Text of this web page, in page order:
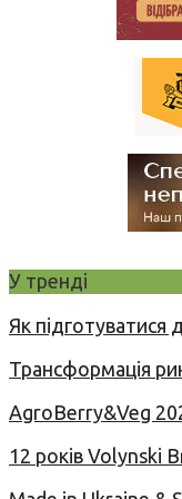
У тренді
Як підготуватися
Трансформація
AgroBerry&Veg
12 років Volynski